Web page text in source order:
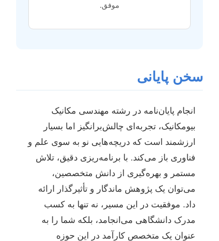
موفق.
سخن پایانی
انجام پایان‌نامه در رشته مهندسی مکانیک
بیومکانیک، تجربه‌ای چالش‌برانگیز اما بسیار
ارزشمند است که دریچه‌هایی نو به سوی علم و
فناوری باز می‌کند. با برنامه‌ریزی دقیق، تلاش
مستمر و بهره‌گیری از دانش متخصصین،
می‌توان یک پژوهش ماندگار و تأثیرگذار ارائه
داد. موفقیت در این مسیر، نه تنها به کسب
مدرک دانشگاهی می‌انجامد، بلکه شما را به
عنوان یک متخصص کارآمد در این حوزه